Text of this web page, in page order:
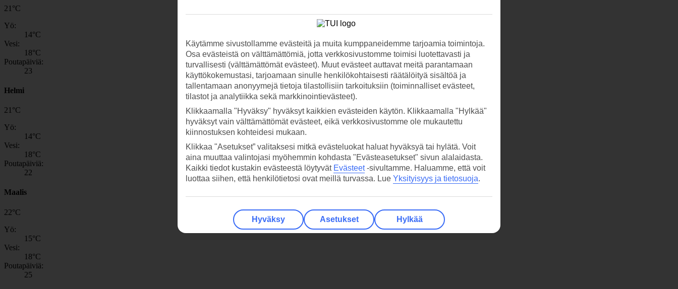
21 °C
Yö:
14°C
Vesi:
18°C
Poutapäiviä:
23
Helmi
21 °C
Yö:
14°C
Vesi:
18°C
Poutapäiviä:
22
Maalis
22°C
Yö:
15°C
Vesi:
18°C
Poutapäiviä:
25
Käytämme sivustollamme evästeitä ja muita kumppaneidemme tarjoamia toimintoja.
Osa evästeistä on välttämättömiä, jotta verkkosivustomme toimisi luotettavasti ja
turvallisesti (välttämättömät evästeet). Muut evästeet auttavat meitä parantamaan
käyttökokemustasi, tarjoamaan sinulle henkilökohtaisesti räätälöityä sisältöä ja
tallentamaan anonyymejä tietoja tilastollisiin tarkoituksiin (toiminnalliset evästeet,
tilastot ja analytiikka sekä markkinointievästeet).
Klikkaamalla "Hyväksy" hyväksyt kaikkien evästeiden käytön. Klikkaamalla "Hylkää"
hyväksyt vain välttämättömät evästeet, eikä verkkosivustomme ole mukautettu
kiinnostuksen kohteidesi mukaan.
Klikkaa "Asetukset” valitaksesi mitkä evästeluokat haluat hyväksyä tai hylätä. Voit
aina muuttaa valintojasi myöhemmin kohdasta "Evästeasetukset" sivun alalaidasta.
Kaikki tiedot kustakin evästeestä löytyvät Evästeet-sivultamme. Haluamme, että voit
luottaa siihen, että henkilötietosi ovat meillä turvassa. Lue Yksityisyys ja tietosuoja.
Hyväksy Asetukset Hylkää